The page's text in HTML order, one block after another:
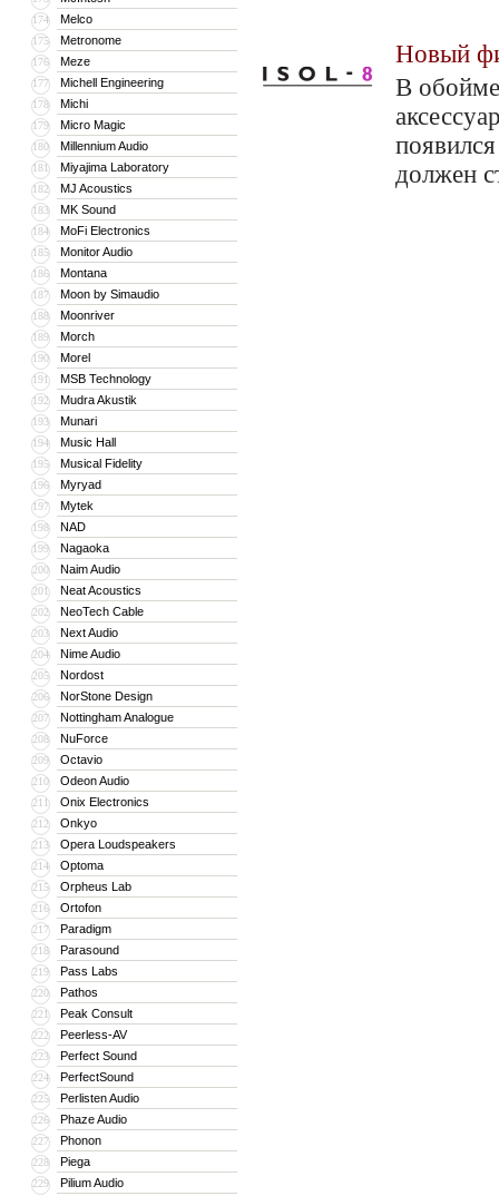
174 Melco
175 Metronome
176 Meze
177 Michell Engineering
178 Michi
179 Micro Magic
180 Millennium Audio
181 Miyajima Laboratory
182 MJ Acoustics
183 MK Sound
184 MoFi Electronics
185 Monitor Audio
186 Montana
187 Moon by Simaudio
188 Moonriver
189 Morch
190 Morel
191 MSB Technology
192 Mudra Akustik
193 Munari
194 Music Hall
195 Musical Fidelity
196 Myryad
197 Mytek
198 NAD
199 Nagaoka
200 Naim Audio
201 Neat Acoustics
202 NeoTech Cable
203 Next Audio
204 Nime Audio
205 Nordost
206 NorStone Design
207 Nottingham Analogue
208 NuForce
209 Octavio
210 Odeon Audio
211 Onix Electronics
212 Onkyo
213 Opera Loudspeakers
214 Optoma
215 Orpheus Lab
216 Ortofon
217 Paradigm
218 Parasound
219 Pass Labs
220 Pathos
221 Peak Consult
222 Peerless-AV
223 Perfect Sound
224 PerfectSound
225 Perlisten Audio
226 Phaze Audio
227 Phonon
228 Piega
229 Pilium Audio
Новый
В обойме
должен